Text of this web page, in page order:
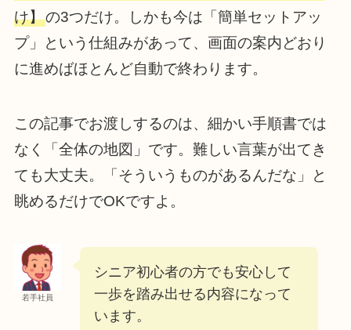
け】の3つだけ。しかも今は「簡単セットアッ
プ」という仕組みがあって、画面の案内どおり
に進めばほとんど自動で終わります。
この記事でお渡しするのは、細かい手順書では
なく「全体の地図」です。難しい言葉が出てき
ても大丈夫。「そういうものがあるんだな」と
眺めるだけでOKですよ。
若手社員
シニア初心者の方でも安心して
一歩を踏み出せる内容になって
います。